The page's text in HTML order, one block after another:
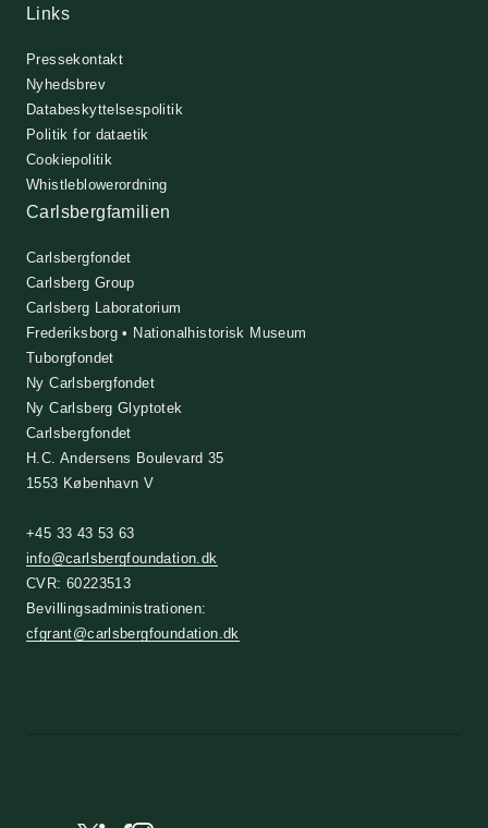
Links
Pressekontakt
Nyhedsbrev
Databeskyttelsespolitik
Politik for dataetik
Cookiepolitik
Whistleblowerordning
Carlsbergfamilien
Carlsbergfondet
Carlsberg Group
Carlsberg Laboratorium
Frederiksborg • Nationalhistorisk Museum
Tuborgfondet
Ny Carlsbergfondet
Ny Carlsberg Glyptotek
Carlsbergfondet
H.C. Andersens Boulevard 35
1553 København V
+45 33 43 53 63
info@carlsbergfoundation.dk
CVR: 60223513
Bevillingsadministrationen:
cfgrant@carlsbergfoundation.dk